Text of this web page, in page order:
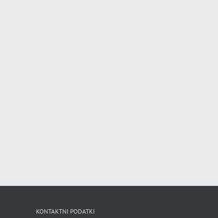
KONTAKTNI PODATKI